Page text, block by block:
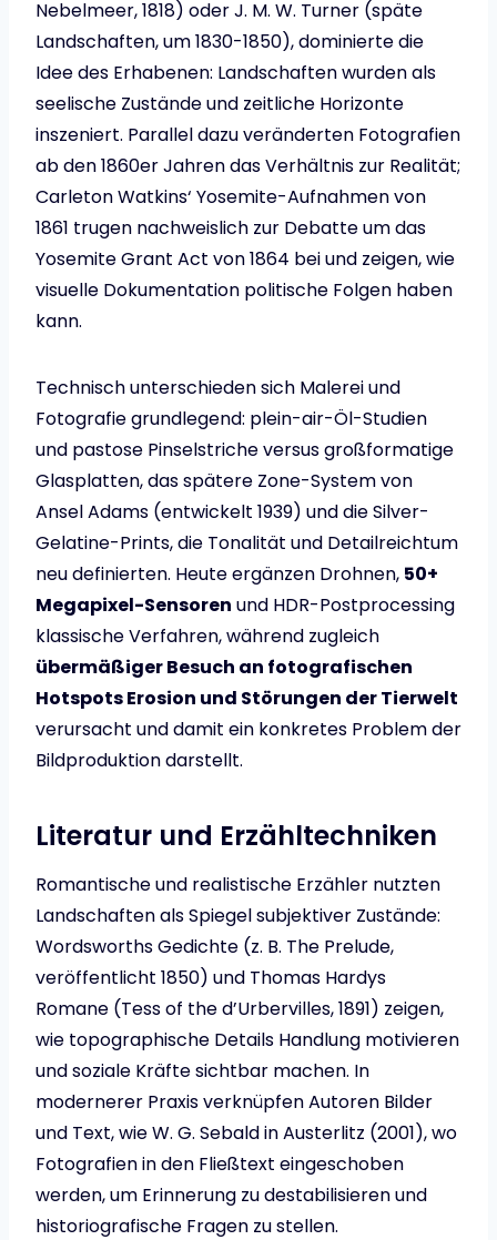
Nebelmeer, 1818) oder J. M. W. Turner (späte
Landschaften, um 1830-1850), dominierte die
Idee des Erhabenen: Landschaften wurden als
seelische Zustände und zeitliche Horizonte
inszeniert. Parallel dazu veränderten Fotografien
ab den 1860er Jahren das Verhältnis zur Realität;
Carleton Watkins‘ Yosemite-Aufnahmen von
1861 trugen nachweislich zur Debatte um das
Yosemite Grant Act von 1864 bei und zeigen, wie
visuelle Dokumentation politische Folgen haben
kann.
Technisch unterschieden sich Malerei und
Fotografie grundlegend: plein-air-Öl-Studien
und pastose Pinselstriche versus großformatige
Glasplatten, das spätere Zone-System von
Ansel Adams (entwickelt 1939) und die Silver-
Gelatine-Prints, die Tonalität und Detailreichtum
neu definierten. Heute ergänzen Drohnen, 50+
Megapixel-Sensoren und HDR-Postprocessing
klassische Verfahren, während zugleich
übermäßiger Besuch an fotografischen
Hotspots Erosion und Störungen der Tierwelt
verursacht und damit ein konkretes Problem der
Bildproduktion darstellt.
Literatur und Erzähltechniken
Romantische und realistische Erzähler nutzten
Landschaften als Spiegel subjektiver Zustände:
Wordsworths Gedichte (z. B. The Prelude,
veröffentlicht 1850) und Thomas Hardys
Romane (Tess of the d’Urbervilles, 1891) zeigen,
wie topographische Details Handlung motivieren
und soziale Kräfte sichtbar machen. In
modernerer Praxis verknüpfen Autoren Bilder
und Text, wie W. G. Sebald in Austerlitz (2001), wo
Fotografien in den Fließtext eingeschoben
werden, um Erinnerung zu destabilisieren und
historiografische Fragen zu stellen.